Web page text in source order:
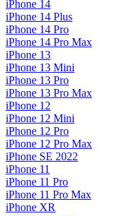
iPhone 14
iPhone 14 Plus
iPhone 14 Pro
iPhone 14 Pro Max
iPhone 13
iPhone 13 Mini
iPhone 13 Pro
iPhone 13 Pro Max
iPhone 12
iPhone 12 Mini
iPhone 12 Pro
iPhone 12 Pro Max
iPhone SE 2022
iPhone 11
iPhone 11 Pro
iPhone 11 Pro Max
iPhone XR